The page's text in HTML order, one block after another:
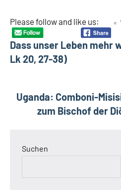
Please follow and like us:
Dass unser Leben mehr
Lk 20, 27-38)
Uganda: Comboni-
zum Bischof der
Suchen